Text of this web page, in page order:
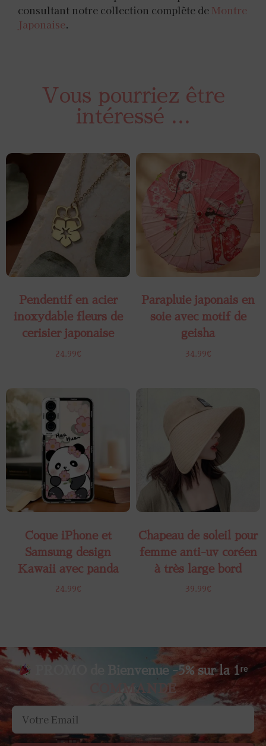
consultant notre collection complète de Montre
Japonaise.
Vous pourriez être
intéressé ...
Pendentif en acier
inoxydable fleurs de
cerisier japonaise
24.99€
Parapluie japonais en
soie avec motif de
geisha
34.99€
Coque iPhone et
Samsung design
Kawaii avec panda
24.99€
Chapeau de soleil pour
femme anti-uv coréen
à très large bord
39.99€
PROMO de Bienvenue -5% sur la 1ʳᵉ
COMMANDE